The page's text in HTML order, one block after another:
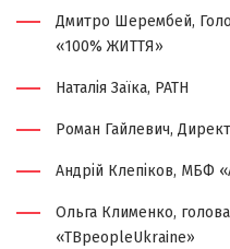
Дмитро Шерембей,
«100% ЖИТТЯ»
Наталія Заїка, РАТН
Роман Гайлевич,
Андрій Клепіков, МБФ
Ольга Клименко,
«TBpeopleUkraine»